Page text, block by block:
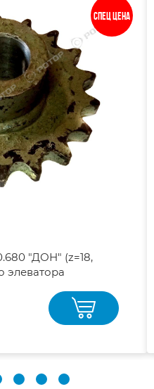
Спец цена
"ДОН" (z=18,
элеватора